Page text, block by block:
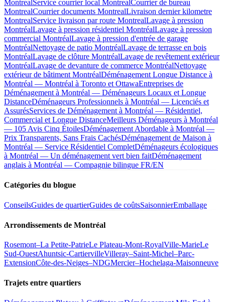
MontrealService courrier local MontrealCourrier de bureau
MontrealCourrier documents MontrealLivraison dernier kilometre
MontrealService livraison par route MontrealLavage à pression
MontréalLavage à pression résidentiel MontréalLavage à pression
commercial MontréalLavage à pression d'entrée de garage
MontréalNettoyage de patio MontréalLavage de terrasse en bois
MontréalLavage de clôture MontréalLavage de revêtement extérieur
MontréalLavage de devanture de commerce MontréalNettoyage
extérieur de bâtiment MontréalDéménagement Longue Distance à
Montréal — Montréal à Toronto et OttawaEntreprises de
Déménagement à Montréal — Déménageurs Locaux et Longue
DistanceDéménageurs Professionnels à Montréal — Licenciés et
AssurésServices de Déménagement à Montréal — Résidentiel,
Commercial et Longue DistanceMeilleurs Déménageurs à Montréal
— 105 Avis Cinq ÉtoilesDéménagement Abordable à Montréal —
Prix Transparents, Sans Frais CachésDéménagement de Maison à
Montréal — Service Résidentiel CompletDéménageurs écologiques
à Montréal — Un déménagement vert bien faitDéménagement
anglais à Montréal — Compagnie bilingue FR/EN
Catégories du blogue
ConseilsGuides de quartierGuides de coûtsSaisonnierEmballage
Arrondissements de Montréal
Rosemont–La Petite-PatrieLe Plateau-Mont-RoyalVille-MarieLe
Sud-OuestAhuntsic-CartiervilleVilleray–Saint-Michel–Parc-
ExtensionCôte-des-Neiges–NDGMercier–Hochelaga-Maisonneuve
Trajets entre quartiers